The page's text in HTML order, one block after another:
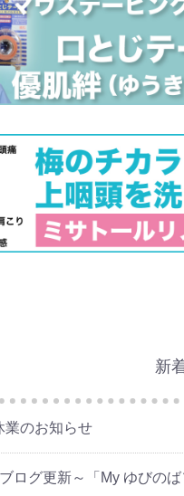
新
業のお知らせ
ログ更新～「My ゆびのば